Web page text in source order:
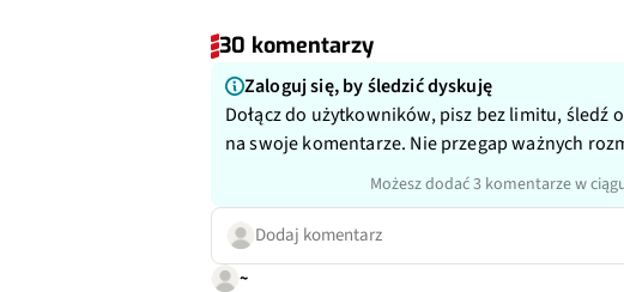
30 komentarzy
Zaloguj się, by śledzić dyskuję
Dołącz do użytkowników, pisz bez limitu, śledź
na swoje komentarze. Nie przegap ważnych
Możesz dodać 3 komentarze w
Dodaj komentarz
~